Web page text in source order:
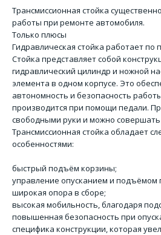
Трансмиссионная стойка
работы при ремонте автомобиля.
Только плюсы
Гидравлическая стойка работает по
Стойка представляет собой
гидравлический цилиндр и ножной
элемента в одном корпусе. Это
автономность и безопасность
производится при помощи педали.
свободными руки и можно
Трансмиссионная стойка обладает
особенностями:
быстрый подъём корзины;
управление опусканием и подъёмом
широкая опора в сборе;
высокая мобильность, благодаря
повышенная безопасность при
специфика конструкции, которая